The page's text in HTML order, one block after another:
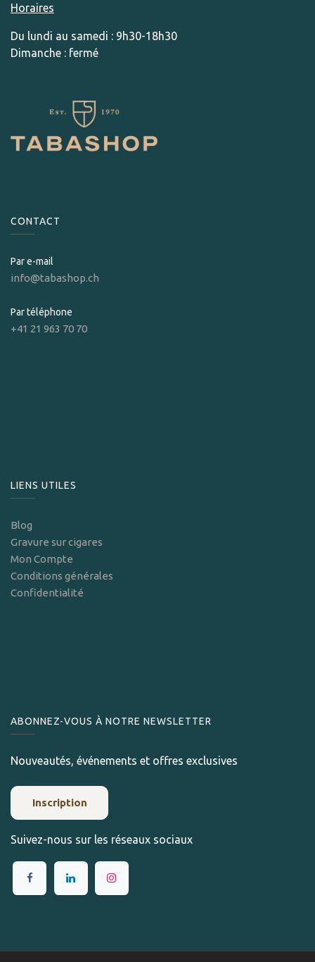
Horaires
Du lundi au samedi : 9h30-18h30
Dimanche : fermé
CONTACT
Par e-mail
info@tabashop.ch
Par téléphone
+41 21 963 70 70
LIENS UTILES
Blog
Gravure sur cigares
Mon Compte
Conditions générales
Confidentialité
ABONNEZ-VOUS À NOTRE NEWSLETTER
Nouveautés, événements et offres exclusives
Inscription
Suivez-nous sur les réseaux sociaux